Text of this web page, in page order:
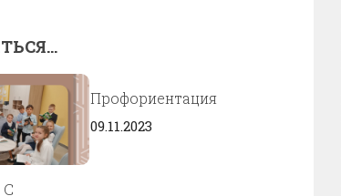
Профориентация
09.11.2023